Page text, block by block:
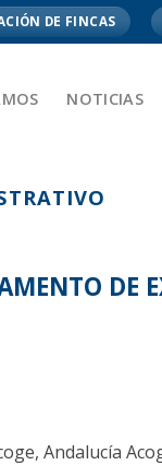
DE FINCAS
NOTICIAS
DE
Andalucía